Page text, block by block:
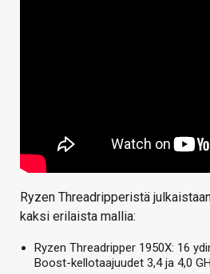
Ryzen Threadripperistä
kaksi erilaista mallia:
Ryzen Threadripper 1950X: 16
Boost-kellotaajuudet 3,4 ja 4,0